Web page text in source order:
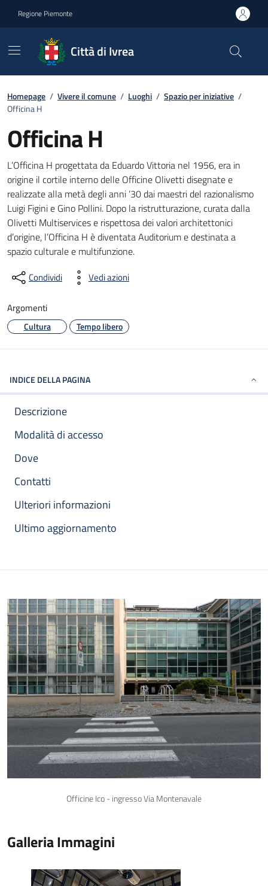
Regione Piemonte
Città di Ivrea
Homepage / Vivere il comune / Luoghi / Spazio per iniziative /
Officina H
Officina H
Descrizione Breve
L’Officina H progettata da Eduardo Vittoria nel 1956, era in
origine il cortile interno delle Officine Olivetti disegnate e
realizzate alla metà degli anni ’30 dai maestri del razionalismo
Luigi Figini e Gino Pollini. Dopo la ristrutturazione, curata dalla
Olivetti Multiservices e rispettosa dei valori architettonici
d’origine, l’Officina H è diventata Auditorium e destinata a
spazio culturale e multifunzione.
Condividi Vedi azioni
Argomenti
Cultura Tempo libero
INDICE DELLA PAGINA
Descrizione
Modalità di accesso
Dove
Contatti
Ulteriori informazioni
Ultimo aggiornamento
Officine Ico - ingresso Via Montenavale
Galleria Immagini